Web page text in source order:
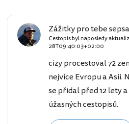
Zážitky pro tebe
Cestopis byl naposledy
28T09:40:03+02:00
cizy procestoval 72
nejvíce Evropu a Asii.
se přidal před 12 lety
úžasných cestopisů.